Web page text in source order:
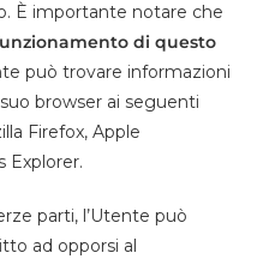
È importante notare che
di questo
può trovare informazioni
browser ai seguenti
Firefox, Apple
Explorer.
parti, l’Utente può
ad opporsi al